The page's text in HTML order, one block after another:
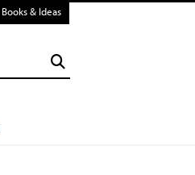
Books & Ideas